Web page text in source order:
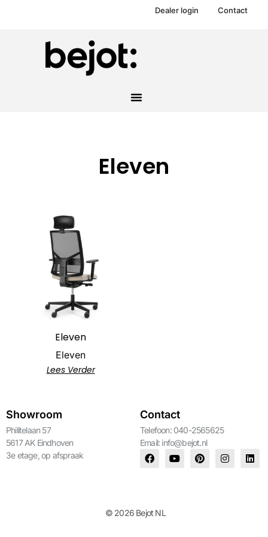
Dealer login Contact
Eleven
Eleven
Eleven
Lees Verder
Showroom
Philitelaan 57
5617 AK Eindhoven
3e etage, op afspraak
Contact
Telefoon: 040-2565625
Email: info@bejot.nl
© 2026 Bejot NL